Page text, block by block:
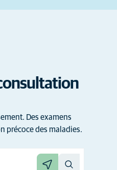
Des examens
précoce des maladies.